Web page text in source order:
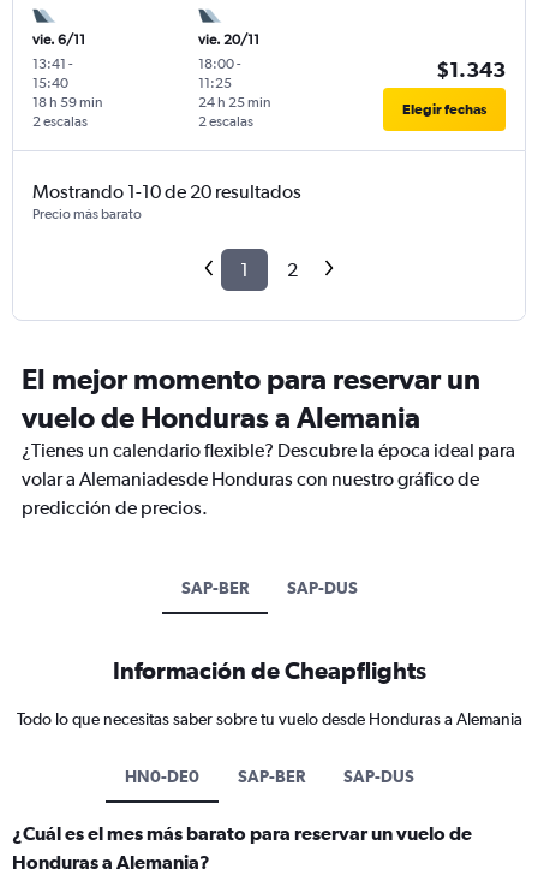
vie. 6/11
13:41 -
15:40
2 escalas
18 h 59 min
vie. 20/11
18:00-
11:25
2 escalas
24 h 25 min
$1.343
Elegir fechas
Mostrando 1-10 de 20 resultados
Precio más barato
1 2
El mejor momento para reservar un
vuelo de Honduras a Alemania
¿Tienes un calendario flexible? Descubre la época ideal para
volar a Alemaniadesde Honduras con nuestro gráfico de
predicción de precios.
SAP-BER SAP-DUS
Información de Cheapflights
Todo lo que necesitas saber sobre tu vuelo desde Honduras a Alemania
HN0-DE0 SAP-BER SAP-DUS
¿Cuál es el mes más barato para reservar un vuelo de
Honduras a Alemania?